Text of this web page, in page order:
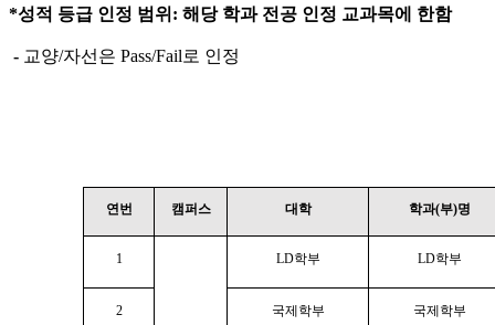
*성적 등급 인정 범위: 해당 학과 전공 인정 교과목에 한함
- 교양/자선은 Pass/Fail로 인정
연번 캠퍼스 대학 학과(부)명
1 LD학부 LD학부
2 국제학부 국제학부